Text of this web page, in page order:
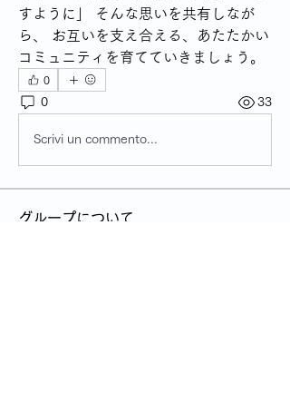
すように」 そんな思いを共有しなが
ら、 お互いを支え合える、あたたかい
コミュニティを育てていきましょう。
0
0 33
Scrivi un commento...
グループについて